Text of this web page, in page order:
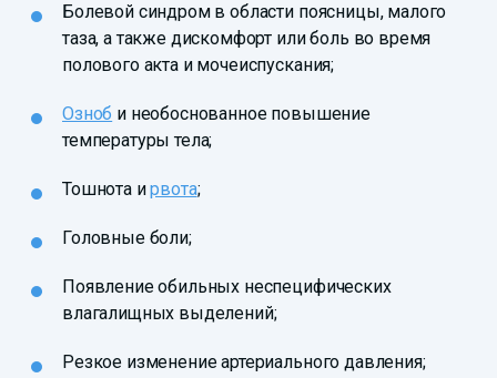
Болевой синдром в области поясницы, малого
таза, а также дискомфорт или боль во время
полового акта и мочеиспускания;
Озноб и необоснованное повышение
температуры тела;
Тошнота ирвота;
Головные боли;
Появление обильных неспецифических
влагалищных выделений;
Резкое изменение артериального давления;